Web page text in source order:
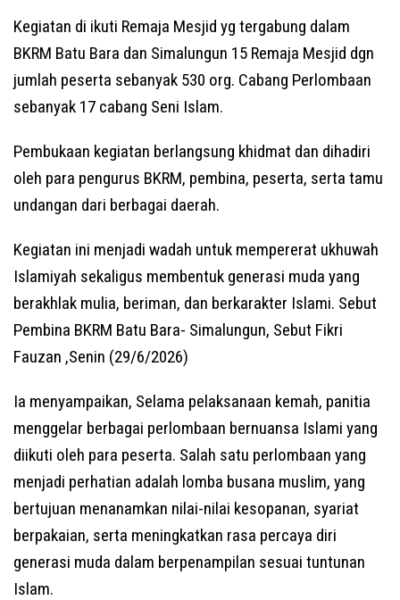
Kegiatan di ikuti Remaja Mesjid yg tergabung dalam
BKRM Batu Bara dan Simalungun 15 Remaja Mesjid dgn
jumlah peserta sebanyak 530 org. Cabang Perlombaan
sebanyak 17 cabang Seni Islam.
Pembukaan kegiatan berlangsung khidmat dan dihadiri
oleh para pengurus BKRM, pembina, peserta, serta tamu
undangan dari berbagai daerah.
Kegiatan ini menjadi wadah untuk mempererat ukhuwah
Islamiyah sekaligus membentuk generasi muda yang
berakhlak mulia, beriman, dan berkarakter Islami. Sebut
Pembina BKRM Batu Bara- Simalungun, Sebut Fikri
Fauzan ,Senin (29/6/2026)
Ia menyampaikan, Selama pelaksanaan kemah, panitia
menggelar berbagai perlombaan bernuansa Islami yang
diikuti oleh para peserta. Salah satu perlombaan yang
menjadi perhatian adalah lomba busana muslim, yang
bertujuan menanamkan nilai-nilai kesopanan, syariat
berpakaian, serta meningkatkan rasa percaya diri
generasi muda dalam berpenampilan sesuai tuntunan
Islam.